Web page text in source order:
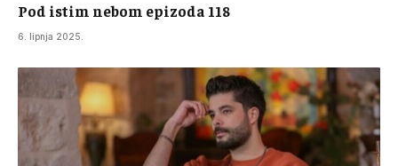
Pod istim nebom epizoda 118
6. lipnja 2025.